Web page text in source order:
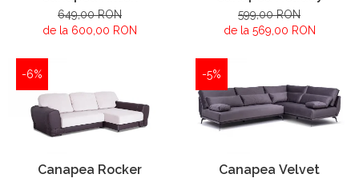
649,00 RON
de la 600,00 RON
599,00 RON
de la 569,00 RON
-6%
Canapea Rocker
-5%
Canapea Velvet